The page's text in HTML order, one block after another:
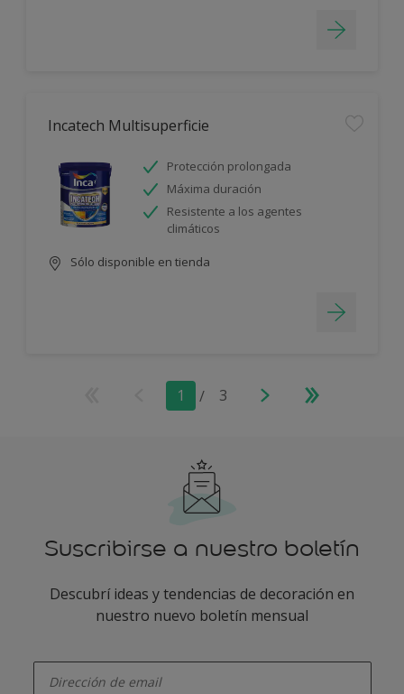
Incatech Multisuperficie
Protección prolongada
Máxima duración
Resistente a los agentes
climáticos
Sólo disponible en tienda
1 / 3
Suscribirse a nuestro boletín
Descubrí ideas y tendencias de decoración en
nuestro nuevo boletín mensual